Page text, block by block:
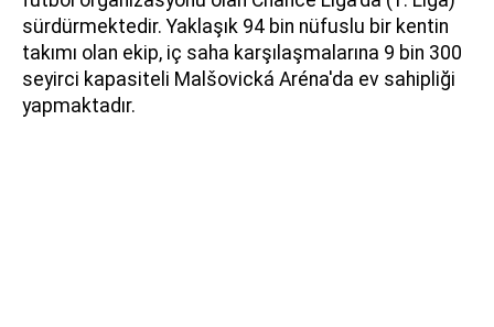
sürdürmektedir. Yaklaşık 94 bin nüfuslu bir kentin
takımı olan ekip, iç saha karşılaşmalarına 9 bin 300
seyirci kapasiteli Malšovická Aréna'da ev sahipliği
yapmaktadır.